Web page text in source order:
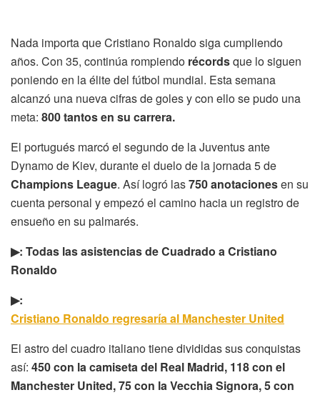
Nada importa que Cristiano Ronaldo siga cumpliendo
años. Con 35, continúa rompiendo récordsque lo siguen
poniendo en la élite del fútbol mundial. Esta semana
alcanzó una nueva cifras de goles y con ello se pudo una
meta: 800 tantos en su carrera.
El portugués marcó el segundo de la Juventus ante
Dynamo de Kiev, durante el duelo de la jornada 5 de
Champions League. Así logró las750 anotacionesen su
cuenta personal y empezó el camino hacia un registro de
ensueño en su palmarés.
▶: Todas las asistencias de Cuadrado a Cristiano
Ronaldo
▶:
Cristiano Ronaldo regresaría al Manchester United
El astro del cuadro italiano tiene divididas sus conquistas
así: 450 con la camiseta del Real Madrid, 118 con el
Manchester United, 75 con la Vecchia Signora, 5 con